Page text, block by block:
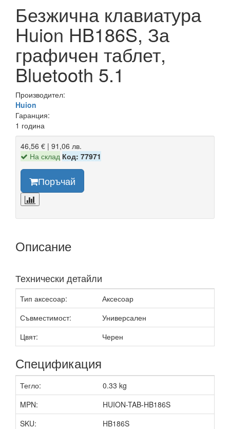
Безжична клавиатура
Huion HB186S, За
графичен таблет,
Bluetooth 5.1
Производител:
Huion
Гаранция:
1 година
46,56 € | 91,06 лв.
На склад Код: 77971
Поръчай
Описание
Технически детайли
Тип аксесоар:
Аксесоар
Съвместимост:
Универсален
Цвят:
Черен
Спецификация
Тегло:
0.33 kg
MPN:
HUION-TAB-HB186S
SKU:
HB186S